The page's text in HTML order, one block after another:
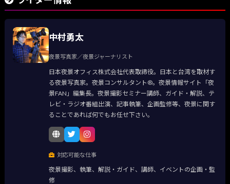
中村勇太
夜景写真家／夜景ジャーナリスト
日本夜景オフィス株式会社代表取締役。日本と台湾を取材す
る夜景写真家。夜景コンサルタント®。夜景情報サイト「夜
景FAN」編集長。夜景撮影セミナー講師、ガイド・解説、テ
レビ・ラジオ番組出演、記事執筆、企画監修等、夜景に関す
ることであれば何でもお任せ下さい。
対応可能な仕事
夜景撮影、執筆、解説・ガイド、講師、イベントの企画・監
修